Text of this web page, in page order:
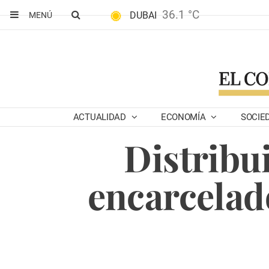
MENÚ DUBAI 36.1 °C
ACTUALIDAD ECONOMÍA